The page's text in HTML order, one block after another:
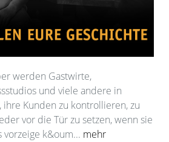
werden Gastwirte,
und viele andere in
ihre Kunden zu kontrollieren, zu
vor die Tür zu setzen, wenn sie
k&oum... mehr